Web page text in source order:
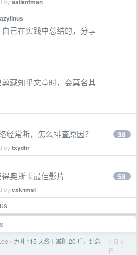
byasilentman
己在实践中总结的，分享
藏知乎文章时，会莫名其
经常断，怎么排查原因？
bytxydhr
38
奥斯卡最佳影片
bycxknmsl
58
› 历时 115 天终于减肥 20 斤，纪念一 7 月 9
日